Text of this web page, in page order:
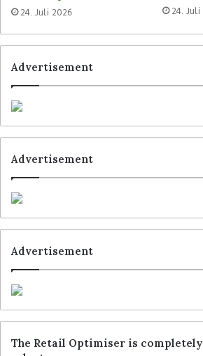
24. Juli 2026 24. Juli
Advertisement
Advertisement
Advertisement
The Retail Optimiser is